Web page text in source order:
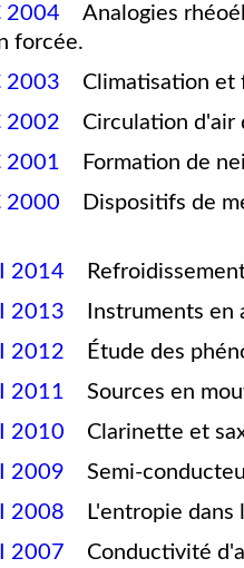
2004 Analogies
forcée.
2003 Climatisation et
2002 Circulation d'air
2001 Formation de
2000 Dispositifs de
2014
2013 Instruments en
2012 Étude des
2011 Sources en
2010 Clarinette et
2009 Semi-
2008 L'entropie dans
2007 Conductivité